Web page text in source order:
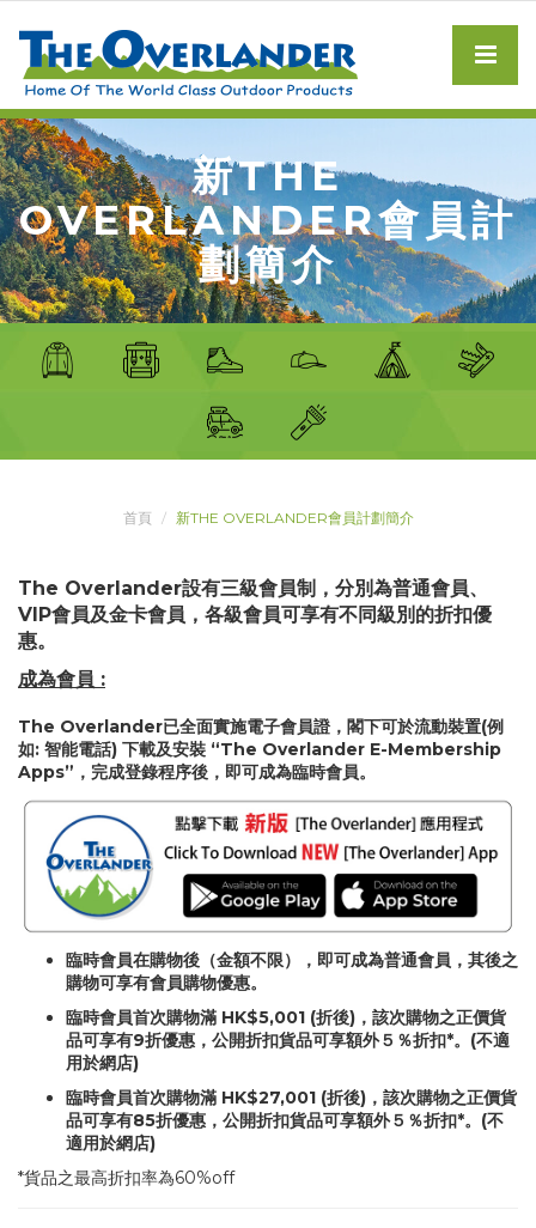
新THE
OVERLANDER會員計
劃簡介
首頁 新THE OVERLANDER會員計劃簡介
The Overlander設有三級會員制，分別為普通會員、
VIP會員及金卡會員，各級會員可享有不同級別的折扣優
惠。
成為會員 :
The Overlander已全面實施電子會員證，閣下可於流動裝置(例
如: 智能電話) 下載及安裝 “The Overlander E-Membership
Apps”，完成登錄程序後，即可成為臨時會員。
臨時會員在購物後（金額不限），即可成為普通會員，其後之
購物可享有會員購物優惠。
臨時會員首次購物滿 HK$5,001 (折後)，該次購物之正價貨
品可享有9折優惠，公開折扣貨品可享額外５％折扣*。(不適
用於網店)
臨時會員首次購物滿 HK$27,001 (折後)，該次購物之正價貨
品可享有85折優惠，公開折扣貨品可享額外５％折扣*。(不
適用於網店)
*貨品之最高折扣率為60%off